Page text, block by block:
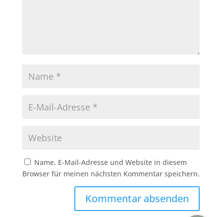
Name, E-Mail-Adresse und Website in diesem
Browser für meinen nächsten Kommentar speichern.